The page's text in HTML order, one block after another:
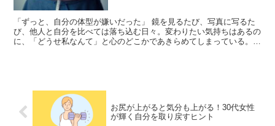
「ずっと、自分の体型が嫌いだった」 鏡を見るたび、写真に写るた
び、他人と自分を比べては落ち込む日々。変わりたい気持ちはあるの
に、「どうせ私なんて」と心のどこかであきらめてしまっている。
お尻が上がると気分も上がる！30代女性
が輝く自分を取り戻すヒント